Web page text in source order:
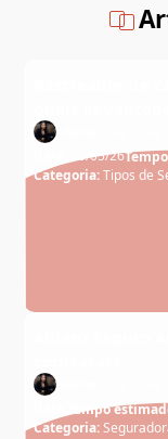
06/05/26
Categoria:Tipos de
Tempo
Categoria: